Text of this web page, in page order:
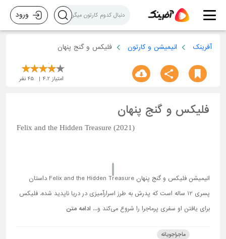
ورود
آفرینک انیمیشن و کارتون فلیکس و گنج پنهان
امتیاز 4.2
45 نفر
فلیکس و گنج پنهان
Felix and the Hidden Treasure (2021)
انیمیشن فلیکس و گنج پنهان Felix and the Hidden Treasure داستان
پسری 12 ساله است که پدرش به طرز اسرارآمیزی در دریا ناپدید شده. فلیکس
برای یافتن او سفری پرماجرا را شروع می‌کند و... ادامه متن
ماجراجویانه